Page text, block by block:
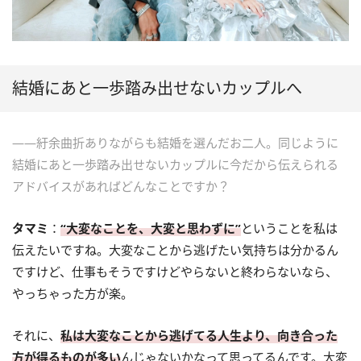
結婚にあと一歩踏み出せないカップルへ
――紆余曲折ありながらも結婚を選んだお二人。同じように
結婚にあと一歩踏み出せないカップルに今だから伝えられる
アドバイスがあればどんなことですか？
タマミ ： “大変なことを、大変と思わずに”ということを私は
伝えたいですね。大変なことから逃げたい気持ちは分かるん
ですけど、仕事もそうですけどやらないと終わらないなら、
やっちゃった方が楽。
それに、 私は大変なことから逃げてる人生より、向き合った
方が得るものが多いんじゃないかなって思ってるんです。大変